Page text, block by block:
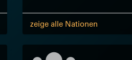
zeige alle Nationen